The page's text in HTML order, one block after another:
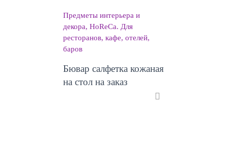
Предметы интерьера и
декора HoReCa. Для
ресторанов, кафе, отелей,
баров
Бювар салфетка кожаная
на стол на заказ